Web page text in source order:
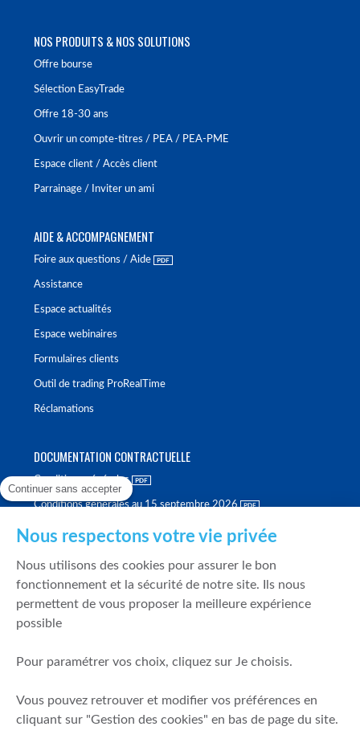
NOS PRODUITS & NOS SOLUTIONS
Offre bourse
Sélection EasyTrade
Offre 18-30 ans
Ouvrir un compte-titres / PEA / PEA-PME
Espace client / Accès client
Parrainage / Inviter un ami
AIDE & ACCOMPAGNEMENT
Foire aux questions / Aide
Assistance
Espace actualités
Espace webinaires
Formulaires clients
Outil de trading ProRealTime
Réclamations
DOCUMENTATION CONTRACTUELLE
Conditions générales
Conditions générales au 15 septembre 2026
Politique de meilleure sélection
Politique de durabilité
Fonds de garantie des dépôts et de résolution
Mentions légales
Prévention de la fraude
Continuer sans accepter
Nous respectons votre vie privée
Nous utilisons des cookies pour assurer le bon
fonctionnement et la sécurité de notre site. Ils nous
permettent de vous proposer la meilleure expérience
possible
Pour paramétrer vos choix, cliquez sur Je choisis.
Vous pouvez retrouver et modifier vos préférences en
cliquant sur "Gestion des cookies" en bas de page du site.